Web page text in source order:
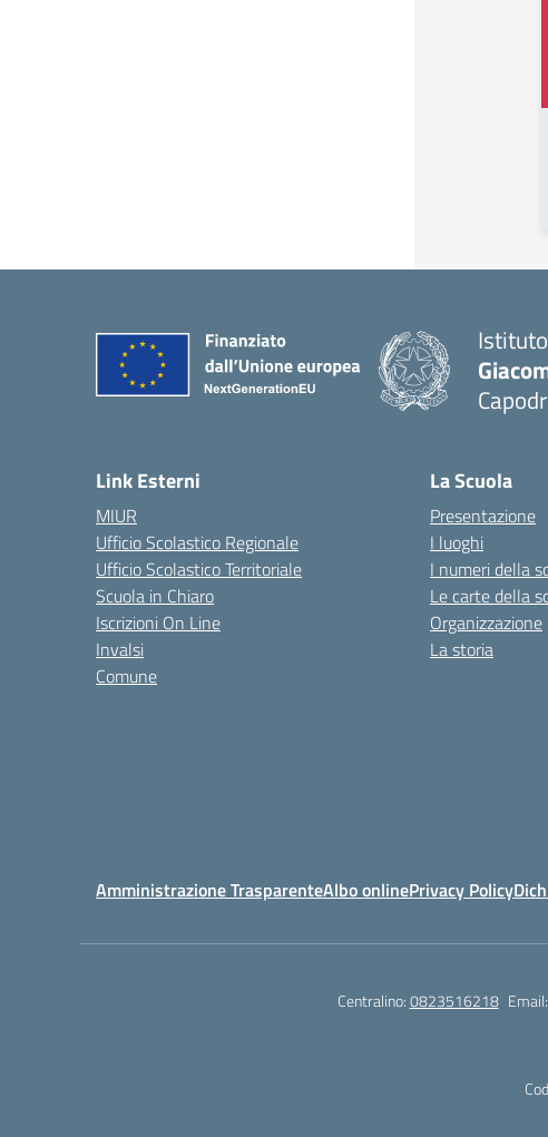
Link Esterni
MIUR
Ufficio Scolastico Regionale
Ufficio Scolastico Territoriale
Scuola in Chiaro
Iscrizioni On Line
Invalsi
Comune
La Scuola
Presentazione
I luoghi
I numeri della
Le carte della
Organizzazione
La storia
Amministrazione TrasparenteAlbo onlinePrivacy Policy
Centralino:0823516218 Email: